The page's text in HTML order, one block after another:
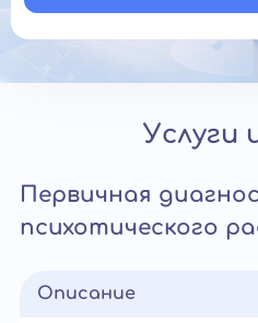
Услуги
Первичная
психотического
Описание